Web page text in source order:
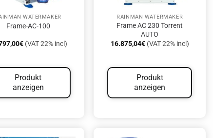
WATERMAKER
Frame-AC-100
€ (VAT 22% incl)
Produkt
anzeigen
RAINMAN WATERMAKER
Frame AC 230 Torrent
AUTO
16.875,04€(VAT 22% incl)
Produkt
anzeigen